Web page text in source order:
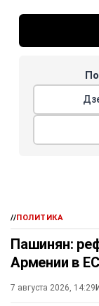
//ПОЛИТИКА
Пашинян:
Армении в
7 августа 2026, 14:29